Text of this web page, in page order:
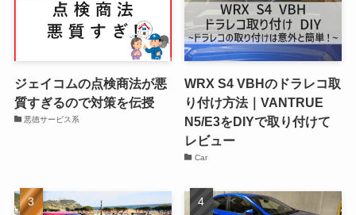
ジェイコムの点検商法が悪
質すぎるので対策を伝授
悪徳サービス系
WRX S4 VBHのドラレコ取
り付け方法｜VANTRUE
N5/E3をDIYで取り付けて
レビュー
Car